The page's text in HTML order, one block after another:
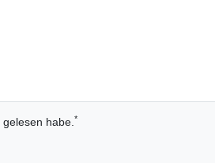
gelesen habe.*